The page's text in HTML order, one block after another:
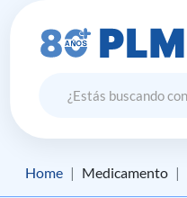
Home Medicamento